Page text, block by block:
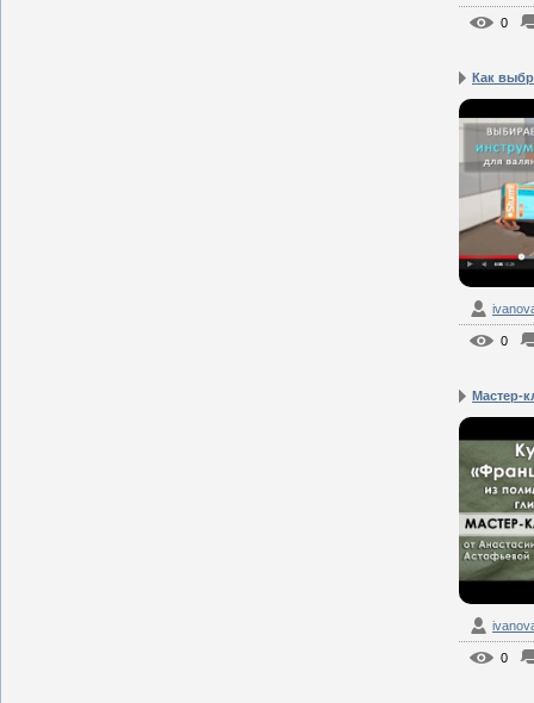
0
Как
0
Мастер-
0